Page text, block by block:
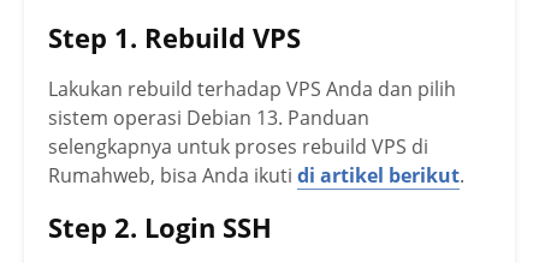
Step 1. Rebuild VPS
Lakukan rebuild terhadap VPS Anda dan pilih
sistem operasi Debian 13. Panduan
selengkapnya untuk proses rebuild VPS di
Rumahweb, bisa Anda ikuti di artikel berikut.
Step 2. Login SSH